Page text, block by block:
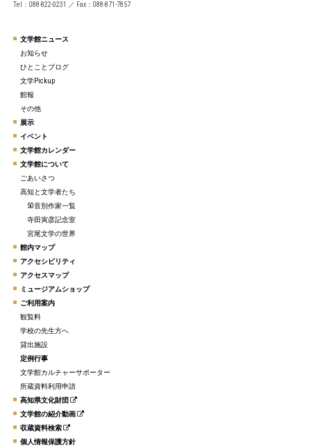
Tel：088-822-0231 ／ Fax：088-871-7857
文学館ニュース
お知らせ
ひとことブログ
文学Pickup
館報
その他
展示
イベント
文学館カレンダー
文学館について
ごあいさつ
高知と文学者たち
50音別作家一覧
寺田寅彦記念室
宮尾文学の世界
館内マップ
アクセシビリティ
アクセスマップ
ミュージアムショップ
ご利用案内
観覧料
学校の先生方へ
貸出施設
定例行事
文学館カルチャーサポーター
所蔵資料利用申請
高知県文化財団
文学館の紹介動画
収蔵資料検索
個人情報保護方針